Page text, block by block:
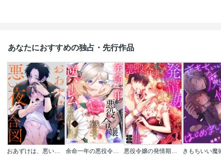
あなたにおすすめの独占・先行作品
おあずけは、悪い夜の合図 余命一年の悪役令嬢､残生は逆ハーレムを満喫しますわ!【単話】 悪役令嬢の発情期【タテヨミ】【フルカラー】